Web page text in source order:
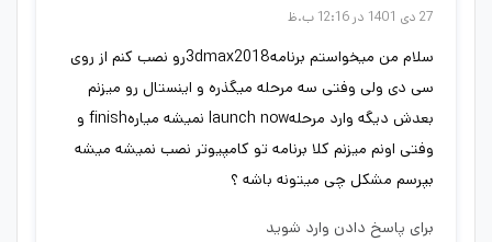
27 دی 1401 در 12:16 ب.ظ
سلام من میخواستم برنامه3dmax2018رو نصب کنم از روی
سی دی ولی وفتی سه مرحله میگذره و اینستال رو میزنم
بعدش دیگه وارد مرحلهlaunch now نمیشه میارهfinish و
وفتی اونم میزنم کلا برنامه تو کامپیوتر نصب نمیشه میشه
بپرسم مشکل چی میتونه باشه ؟
برای پاسخ دادن وارد شوید